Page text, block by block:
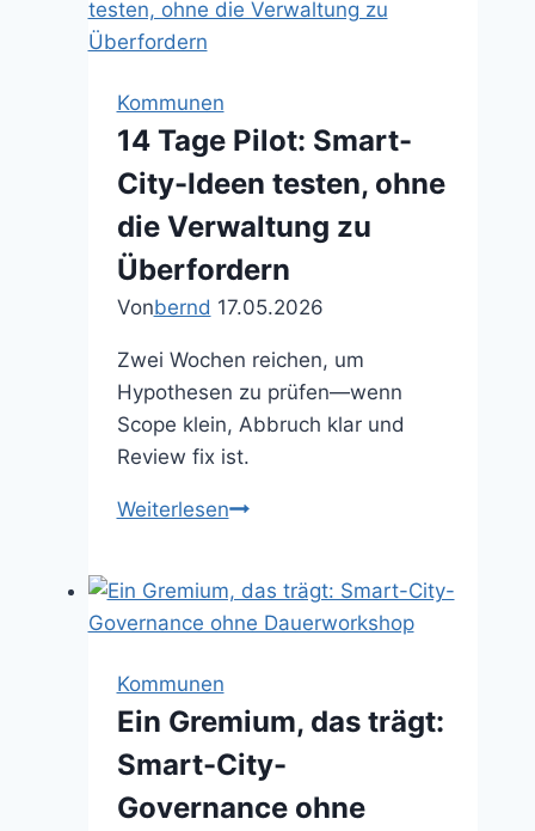
Verwaltung
Kommunen
14 Tage Pilot: Smart-
City-Ideen testen, ohne
die Verwaltung zu
Überfordern
Vonbernd 17.05.2026
Zwei Wochen reichen, um
Hypothesen zu prüfen—wenn
Scope klein, Abbruch klar und
Review fix ist.
Weiterlesen14
Smart-
City-
ohne
die
Verwaltung
Kommunen
Ein Gremium, das trägt:
Smart-City-
Governance ohne